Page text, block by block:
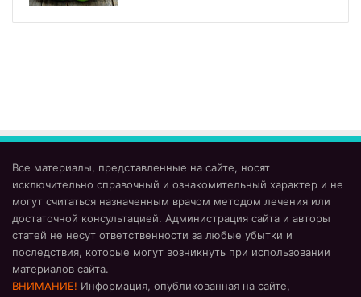
Все материалы, представленные на сайте, носят
исключительно справочный и ознакомительный характер и не
могут считаться назначенным врачом методом лечения или
достаточной консультацией. Администрация сайта и авторы
статей не несут ответственности за любые убытки и
последствия, которые могут возникнуть при использовании
материалов сайта.
ВНИМАНИЕ! Информация, опубликованная на сайте,